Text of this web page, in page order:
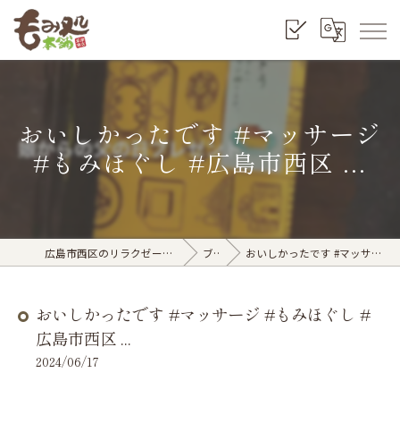
おいしかったです #マッサージ
#もみほぐし #広島市西区 ...
広島市西区のリラクゼーションならもみ処本舗 草津南店 ブログ おいしかったです #マッサージ #もみほぐし #広島市西区 ...
おいしかったです #マッサージ #もみほぐし #
広島市西区 ...
2024/06/17